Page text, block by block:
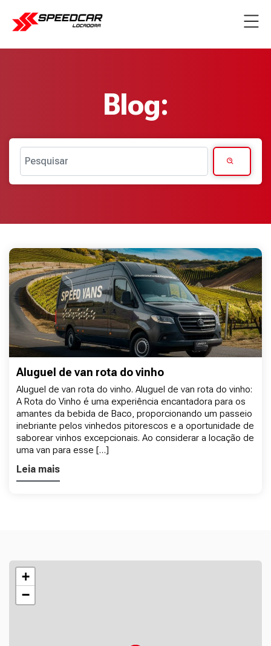
Blog:
Pesquisar
Aluguel de van rota do vinho
Aluguel de van rota do vinho. Aluguel de van rota do vinho:
A Rota do Vinho é uma experiência encantadora para os
amantes da bebida de Baco, proporcionando um passeio
inebriante pelos vinhedos pitorescos e a oportunidade de
saborear vinhos excepcionais. Ao considerar a locação de
uma van para esse […]
Leia mais
+
−